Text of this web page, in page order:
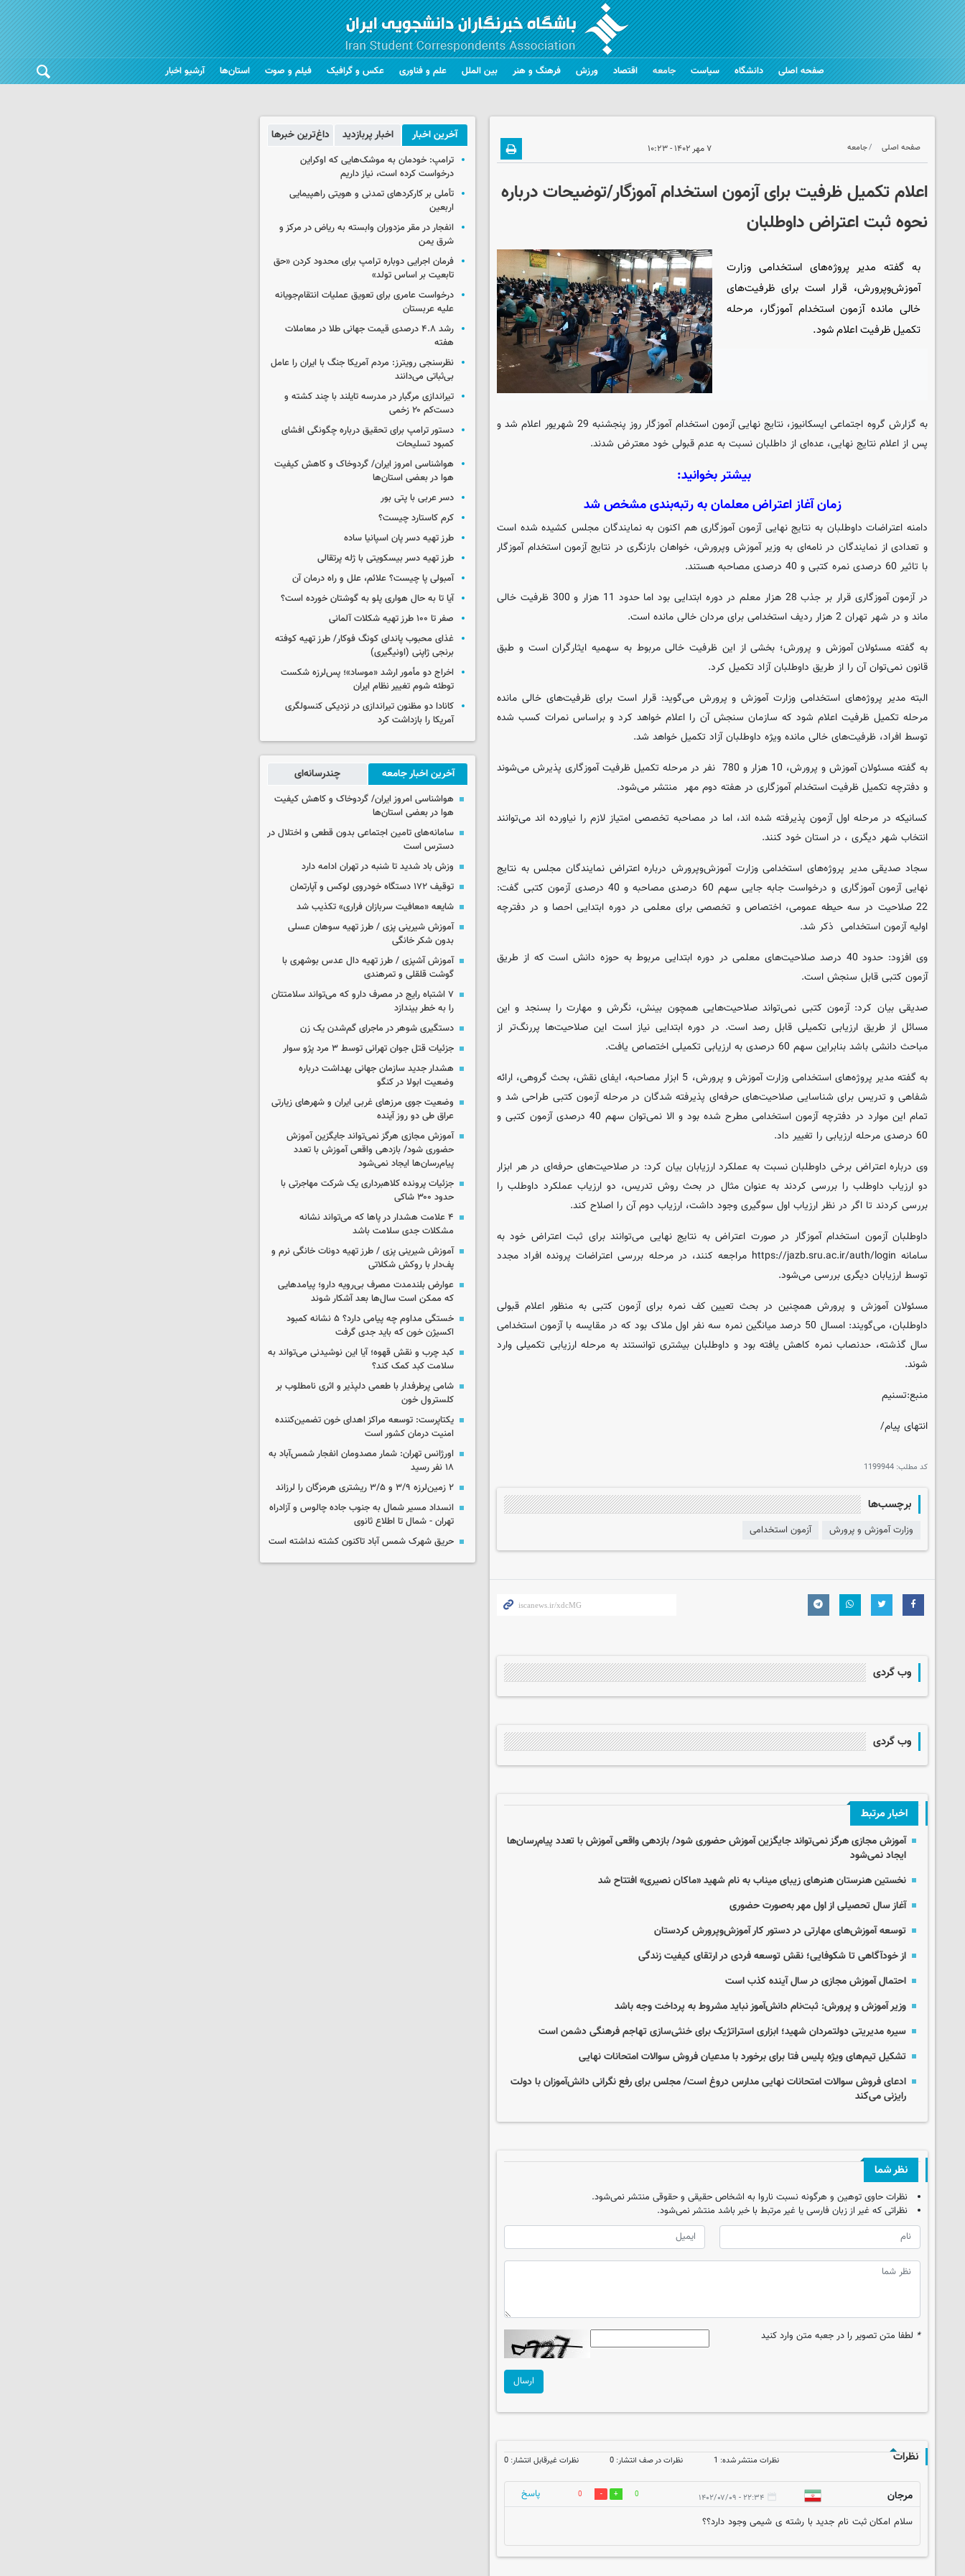
صفحه اصلی دانشگاه سیاست جامعه اقتصاد ورزش فرهنگ و هنر بین الملل علم و فناوری عکس و گرافیک فیلم و صوت استان‌ها آرشیو اخبار
صفحه اصلی جامعه ۷ مهر ۱۴۰۲ - ۱۰:۲۳
اعلام تکمیل ظرفیت برای آزمون استخدام آموزگار/توضیحات درباره
نحوه ثبت اعتراض داوطلبان
به گفته مدیر پروژه‌های استخدامی وزارت
آموزش‌وپرورش، قرار است برای ظرفیت‌های
خالی مانده آزمون استخدام آموزگار، مرحله
تکمیل ظرفیت اعلام شود.
به گزارش گروه اجتماعی ایسکانیوز، نتایج نهایی آزمون استخدام آموزگار روز پنجشنبه 29 شهریور اعلام شد و
پس از اعلام نتایج نهایی، عده‌ای از داطلبان نسبت به عدم قبولی خود معترض شدند.
بیشتر بخوانید:
زمان آغاز اعتراض معلمان به رتبه‌بندی مشخص شد
دامنه اعتراضات داوطلبان به نتایج نهایی آزمون آموزگاری هم اکنون به نمایندگان مجلس کشیده شده است
و تعدادی از نمایندگان در نامه‌ای به وزیر آموزش وپرورش، خواهان بازنگری در نتایج آزمون استخدام آموزگار
با تاثیر 60 درصدی نمره کتبی و 40 درصدی مصاحبه هستند.
در آزمون آموزگاری قرار بر جذب 28 هزار معلم در دوره ابتدایی بود اما حدود 11 هزار و 300 ظرفیت خالی
ماند و در شهر تهران 2 هزار ردیف استخدامی برای مردان خالی مانده است.
به گفته مسئولان آموزش و پرورش؛ بخشی از این ظرفیت خالی مربوط به سهمیه‌ ایثارگران است و طبق
قانون نمی‌توان آن را از طریق داوطلبان آزاد تکمیل کرد.
البته مدیر پروژه‌های استخدامی وزارت آموزش و پرورش می‌گوید: قرار است برای ظرفیت‌های خالی مانده
مرحله تکمیل ظرفیت اعلام شود که سازمان سنجش آن را اعلام خواهد کرد و براساس نمرات کسب شده
توسط افراد، ظرفیت‌های خالی مانده ویژه داوطلبان آزاد تکمیل خواهد شد.
به گفته مسئولان آموزش و پرورش، 10 هزار و 780 نفر در مرحله تکمیل ظرفیت آموزگاری پذیرش می‌شوند
و دفترچه تکمیل ظرفیت استخدام آموزگاری در هفته دوم مهر منتشر می‌شود.
کسانیکه در مرحله اول آزمون پذیرفته شده اند، اما در مصاحبه تخصصی امتیاز لازم را نیاورده اند می‌توانند
انتخاب شهر دیگری ، در استان خود کنند.
سجاد صدیقی مدیر پروژه‌های استخدامی وزارت آموزش‌وپرورش درباره اعتراض نمایندگان مجلس به نتایج
نهایی آزمون آموزگاری و درخواست جابه جایی سهم 60 درصدی مصاحبه و 40 درصدی آزمون کتبی گفت:
22 صلاحیت در سه حیطه عمومی، اختصاص و تخصصی برای معلمی در دوره ابتدایی احصا و در دفترچه
اولیه آزمون استخدامی ذکر شد.
وی افزود: حدود 40 درصد صلاحیت‌های معلمی در دوره ابتدایی مربوط به حوزه دانش است که از طریق
آزمون کتبی قابل سنجش است.
صدیقی بیان کرد: آزمون کتبی نمی‌تواند صلاحیت‌هایی همچون بینش، نگرش و مهارت را بسنجد و این
مسائل از طریق ارزیابی تکمیلی قابل رصد است. در دوره ابتدایی نیاز است این صلاحیت‌ها پررنگ‌تر از
مباحث دانشی باشد بنابراین سهم 60 درصدی به ارزیابی تکمیلی اختصاص یافت.
به گفته مدیر پروژه‌های استخدامی وزارت آموزش و پرورش، 5 ابزار مصاحبه، ایفای نقش، بحث گروهی، ارائه
شفاهی و تدریس برای شناسایی صلاحیت‌های حرفه‌ای پذیرفته شدگان در مرحله آزمون کتبی طراحی شد و
تمام این موارد در دفترچه آزمون استخدامی مطرح شده بود و الا نمی‌توان سهم 40 درصدی آزمون کتبی و
60 درصدی مرحله ارزیابی را تغییر داد.
وی درباره اعتراض برخی داوطلبان نسبت به عملکرد ارزیابان بیان کرد: در صلاحیت‌های حرفه‌ای در هر ابزار
دو ارزیاب داوطلب را بررسی کردند به عنوان مثال در بحث روش تدریس، دو ارزیاب عملکرد داوطلب را
بررسی کردند تا اگر در نظر ارزیاب اول سوگیری وجود داشت، ارزیاب دوم آن را اصلاح کند.
داوطلبان آزمون استخدام آموزگار در صورت اعتراض به نتایج نهایی می‌توانند برای ثبت اعتراض خود به
سامانه https://jazb.sru.ac.ir/auth/login مراجعه کنند، در مرحله بررسی اعتراضات پرونده افراد مجدد
توسط ارزیابان دیگری بررسی می‌شود.
مسئولان آموزش و پرورش همچنین در بحث تعیین کف نمره برای آزمون کتبی به منظور اعلام قبولی
داوطلبان، می‌گویند: امسال 50 درصد میانگین نمره سه نفر اول ملاک بود که در مقایسه با آزمون استخدامی
سال گذشته، حدنصاب نمره کاهش یافته بود و داوطلبان بیشتری توانستند به مرحله ارزیابی تکمیلی وارد
شوند.
منبع:تسنیم
انتهای پیام/
کد مطلب: 1199944
برچسب‌ها
وزارت آموزش و پرورش آزمون استخدامی
وب گردی
وب گردی
اخبار مرتبط
آموزش مجازی هرگز نمی‌تواند جایگزین آموزش حضوری شود/ بازدهی واقعی آموزش با تعدد پیام‌رسان‌ها
ایجاد نمی‌شود
نخستین هنرستان هنرهای زیبای میناب به نام شهید «ماکان نصیری» افتتاح شد
آغاز سال تحصیلی از اول مهر به‌صورت حضوری
توسعه آموزش‌های مهارتی در دستور کار آموزش‌وپرورش کردستان
از خودآگاهی تا شکوفایی؛ نقش توسعه فردی در ارتقای کیفیت زندگی
احتمال آموزش مجازی در سال آینده کذب است
وزیر آموزش و پرورش: ثبت‌نام دانش‌آموز نباید مشروط به پرداخت وجه باشد
سیره مدیریتی دولتمردان شهید؛ ابزاری استراتژیک برای خنثی‌سازی تهاجم فرهنگی دشمن است
تشکیل تیم‌های ویژه پلیس فتا برای برخورد با مدعیان فروش سوالات امتحانات نهایی
ادعای فروش سوالات امتحانات نهایی مدارس دروغ است/ مجلس برای رفع نگرانی دانش‌آموزان با دولت
رایزنی می‌کند
نظر شما
نظرات حاوی توهین و هرگونه نسبت ناروا به اشخاص حقیقی و حقوقی منتشر نمی‌شود.
نظراتی که غیر از زبان فارسی یا غیر مرتبط با خبر باشد منتشر نمی‌شود.
* لطفا متن تصویر را در جعبه متن وارد کنید
ارسال
نظرات نظرات منتشر شده: 1 نظرات در صف انتشار: 0 نظرات غیرقابل انتشار: 0
مرجان ۲۲:۳۴ - ۱۴۰۲/۰۷/۰۹ 0
0
پاسخ
سلام امکان ثبت نام جدید با رشته ی شیمی وجود دارد؟؟
آخرین اخبار اخبار پربازدید داغ‌ترین خبرها
ترامپ: خودمان به موشک‌هایی که اوکراین
درخواست کرده است، نیاز داریم
تأملی بر کارکردهای تمدنی و هویتی راهپیمایی
اربعین
انفجار در مقر مزدوران وابسته به ریاض در مرکز و
شرق یمن
فرمان اجرایی دوباره ترامپ برای محدود کردن «حق
تابعیت بر اساس تولد»
درخواست عامری برای تعویق عملیات انتقام‌جویانه
علیه عربستان
رشد ۴.۸ درصدی قیمت جهانی طلا در معاملات
هفته
نظرسنجی رویترز: مردم آمریکا جنگ با ایران را عامل
بی‌ثباتی می‌دانند
تیراندازی مرگبار در مدرسه‌ تایلند با چند کشته و
دست‌کم ۲۰ زخمی
دستور ترامپ برای تحقیق درباره چگونگی افشای
کمبود تسلیحات
هواشناسی امروز ایران/ گردوخاک و کاهش کیفیت
هوا در بعضی استان‌ها
دسر عربی با پتی بور
کرم کاستارد چیست؟
طرز تهیه دسر پان اسپانیا ساده
طرز تهیه دسر بیسکویتی با ژله پرتقالی
آمبولی پا چیست؟ علائم، علل و راه درمان آن
آیا تا به حال هواری پلو به گوشتان خورده است؟
صفر تا ۱۰۰ طرز تهیه شکلات آلمانی
غذای محبوب پاندای کونگ فوکار/ طرز تهیه کوفته
برنجی ژاپنی (اونیگیری)
اخراج دو مأمور ارشد «موساد»؛ پس‌لرزه شکست
توطئه شوم تغییر نظام ایران
کانادا دو مظنون تیراندازی در نزدیکی کنسولگری
آمریکا را بازداشت کرد
آخرین اخبار جامعه چندرسانه‌ای
هواشناسی امروز ایران/ گردوخاک و کاهش کیفیت
هوا در بعضی استان‌ها
سامانه‌های تامین اجتماعی بدون قطعی و اختلال در
دسترس است
وزش باد شدید تا شنبه در تهران ادامه دارد
توقیف ۱۷۲ دستگاه خودروی لوکس و آپارتمان
شایعه «معافیت سربازان فراری» تکذیب شد
آموزش شیرینی پزی / طرز تهیه سوهان عسلی
بدون شکر خانگی
آموزش آشپزی / طرز تهیه دال عدس بوشهری با
گوشت قلقلی و تمرهندی
۷ اشتباه رایج در مصرف دارو که می‌تواند سلامتتان
را به خطر بیندازد
دستگیری شوهر در ماجرای گم‌شدن یک زن
جزئیات قتل جوان تهرانی توسط ۳ مرد پژو سوار
هشدار جدید سازمان جهانی بهداشت درباره
وضعیت ابولا در کنگو
وضعیت جوی مرزهای غربی ایران و شهرهای زیارتی
عراق طی دو روز آینده
آموزش مجازی هرگز نمی‌تواند جایگزین آموزش
حضوری شود/ بازدهی واقعی آموزش با تعدد
پیام‌رسان‌ها ایجاد نمی‌شود
جزئیات پرونده کلاهبرداری یک شرکت مهاجرتی با
حدود ۳۰۰ شاکی
۴ علامت هشدار در پاها که می‌تواند نشانه
مشکلات جدی سلامت باشد
آموزش شیرینی پزی / طرز تهیه دونات خانگی نرم و
پف‌دار با روکش شکلاتی
عوارض بلندمدت مصرف بی‌رویه دارو؛ پیامدهایی
که ممکن است سال‌ها بعد آشکار شوند
خستگی مداوم چه پیامی دارد؟ ۵ نشانه کمبود
اکسیژن خون که باید جدی گرفت
کبد چرب و نقش قهوه؛ آیا این نوشیدنی می‌تواند به
سلامت کبد کمک کند؟
شامی پرطرفدار با طعمی دلپذیر و اثری نامطلوب بر
کلسترول خون
یکتاپرست: توسعه مراکز اهدای خون تضمین‌کننده
امنیت درمان کشور است
اورژانس تهران: شمار مصدومان انفجار شمس‌آباد به
۱۸ نفر رسید
۲ زمین‌لرزه ۳/۹ و ۳/۵ ریشتری هرمزگان را لرزاند
انسداد مسیر شمال به جنوب جاده چالوس و آزادراه
تهران - شمال تا اطلاع ثانوی
حریق شهرک شمس آباد تاکنون کشته نداشته است